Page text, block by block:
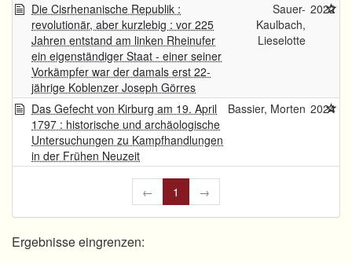
Die Cisrhenanische Republik :
revolutionär, aber kurzlebig : vor 225
Jahren entstand am linken Rheinufer
ein eigenständiger Staat - einer seiner
Vorkämpfer war der damals erst 22-
jährige Koblenzer Joseph Görres
Sauer-
Kaulbach,
Lieselotte
2022
Das Gefecht von Kirburg am 19. April
1797 : historische und archäologische
Untersuchungen zu Kampfhandlungen
in der Frühen Neuzeit
Bassier, Morten 2024
← 1 →
Ergebnisse eingrenzen: